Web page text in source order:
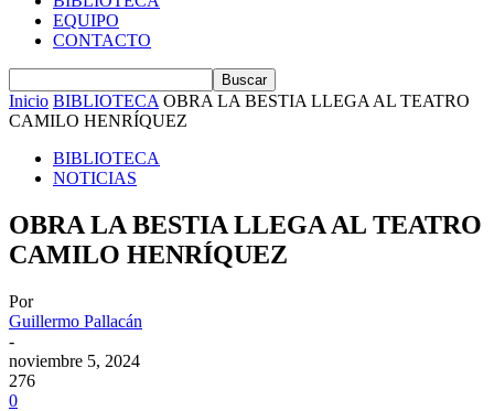
EQUIPO
CONTACTO
Inicio BIBLIOTECA OBRA LA BESTIA LLEGA AL TEATRO
CAMILO HENRÍQUEZ
BIBLIOTECA
NOTICIAS
OBRA LA BESTIA LLEGA AL TEATRO
CAMILO HENRÍQUEZ
Por
Guillermo Pallacán
-
noviembre 5, 2024
276
0